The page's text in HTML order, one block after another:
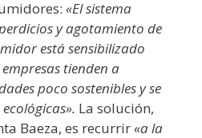
«El sistema
y agotamiento de
está sensibilizado
tienden a
poco sostenibles y se
La solución,
Baeza, es recurrir«a la